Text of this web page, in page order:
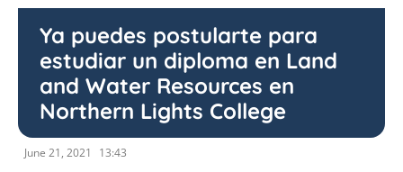
Ya puedes postularte para
estudiar un diploma en Land
and Water Resources en
Northern Lights College
June 21, 2021 13:43